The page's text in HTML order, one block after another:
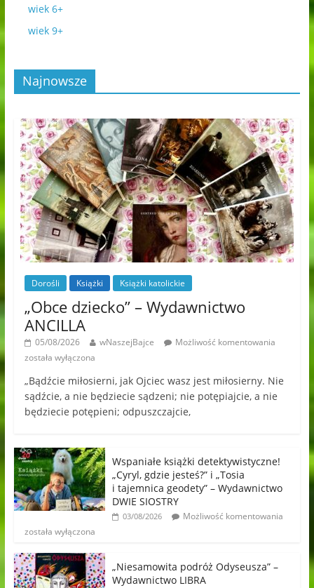
wiek 6+
wiek 9+
Najnowsze
Dorośli Książki Książki katolickie
„Obce dziecko” – Wydawnictwo
ANCILLA
05/08/2026 wNaszejBajce
Możliwość komentowania
została wyłączona
„Bądźcie miłosierni, jak Ojciec wasz jest miłosierny. Nie
sądźcie, a nie będziecie sądzeni; nie potępiajcie, a nie
będziecie potępieni; odpuszczajcie,
Wspaniałe książki detektywistyczne!
„Cyryl, gdzie jesteś?” i „Tosia
i tajemnica geodety” – Wydawnictwo
DWIE SIOSTRY
03/08/2026
Możliwość komentowania
została wyłączona
„Niesamowita podróż Odyseusza” –
Wydawnictwo LIBRA